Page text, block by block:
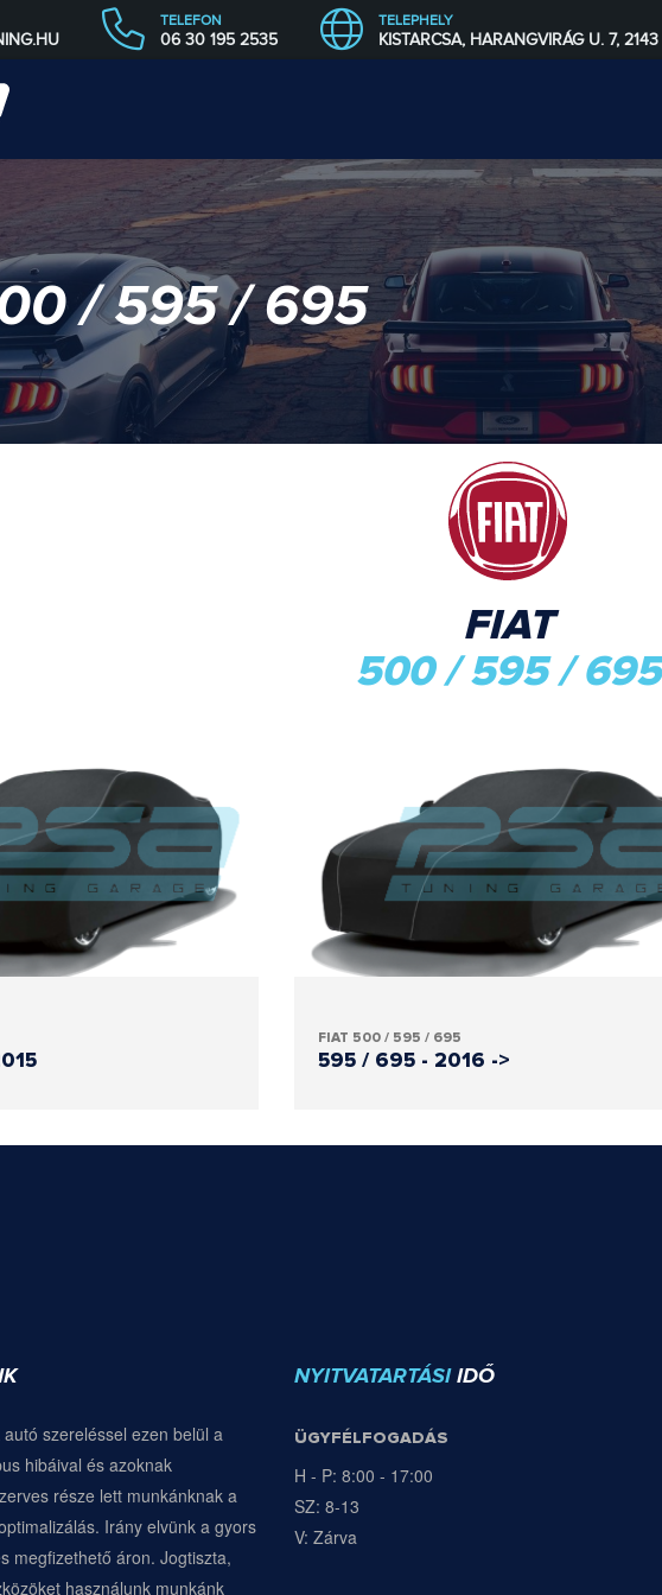
TELEFON
06 30 195 2535
TELEPHELY
KISTARCSA, HARANGVIRÁG U. 7, 2143
/ 595 / 695
FIAT
500 / 595 / 695
FIAT 500 / 595 / 695
595 / 695 - 2016 ->
szereléssel ezen belül a
hibáival és azoknak
része lett munkánknak a
Irány elvünk a gyors
megfizethető áron. Jogtiszta,
használunk munkánk
NYITVATARTÁSI IDŐ
ÜGYFÉLFOGADÁS
H - P: 8:00 - 17:00
SZ: 8-13
V: Zárva